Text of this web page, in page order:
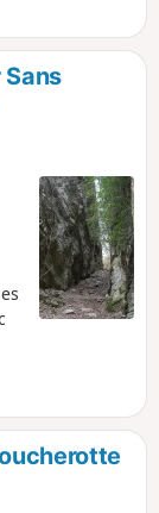
Sans